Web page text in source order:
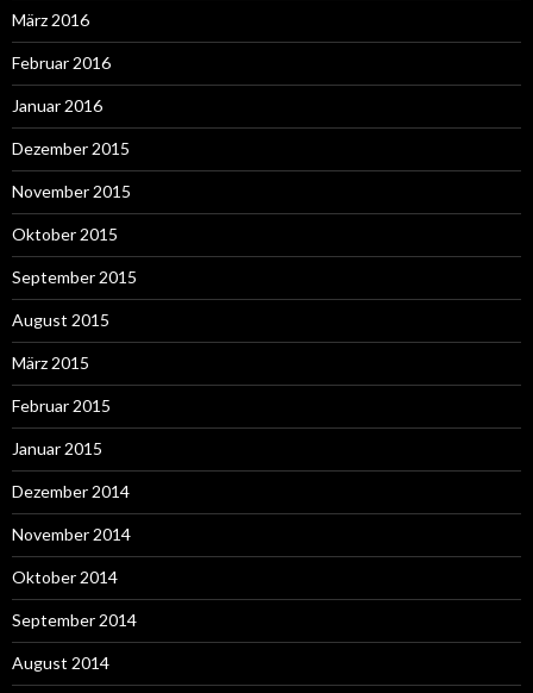
März 2016
Februar 2016
Januar 2016
Dezember 2015
November 2015
Oktober 2015
September 2015
August 2015
März 2015
Februar 2015
Januar 2015
Dezember 2014
November 2014
Oktober 2014
September 2014
August 2014